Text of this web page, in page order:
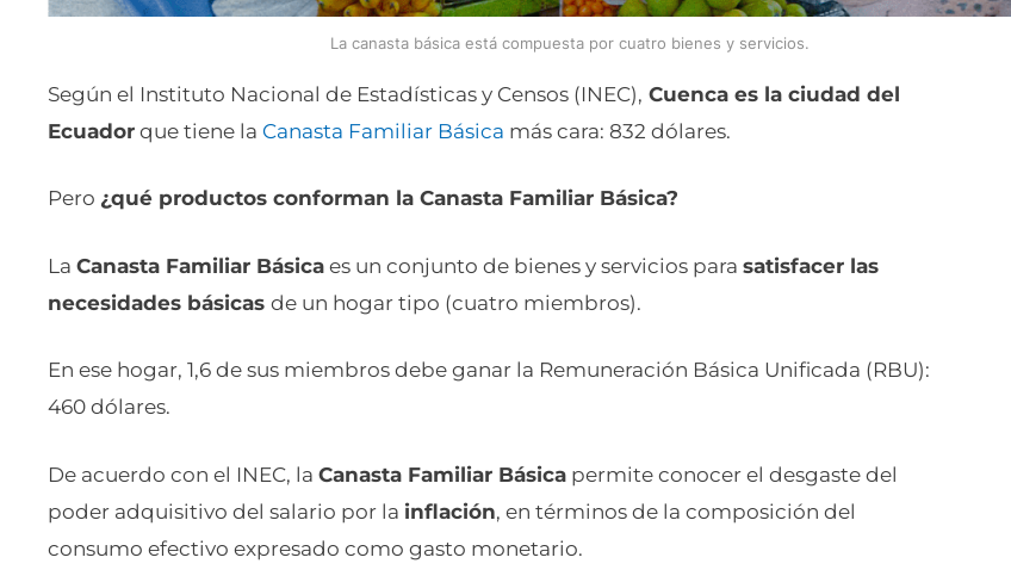
La canasta básica está compuesta por cuatro bienes y servicios.
Según el Instituto Nacional de Estadísticas y Censos (INEC), Cuenca es la ciudad del
Ecuador que tiene la Canasta Familiar Básica más cara: 832 dólares.
Pero ¿qué productos conforman la Canasta Familiar Básica?
La Canasta Familiar Básica es un conjunto de bienes y servicios para satisfacer las
necesidades básicas de un hogar tipo (cuatro miembros).
En ese hogar, 1,6 de sus miembros debe ganar la Remuneración Básica Unificada (RBU):
460 dólares.
De acuerdo con el INEC, la Canasta Familiar Básica permite conocer el desgaste del
poder adquisitivo del salario por la inflación, en términos de la composición del
consumo efectivo expresado como gasto monetario.